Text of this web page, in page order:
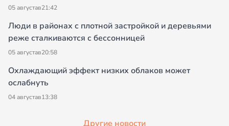
05 августав21:42
Люди в районах с плотной застройкой и деревьями
реже сталкиваются с бессонницей
05 августав20:58
Охлаждающий эффект низких облаков может
ослабнуть
04 августав13:38
Другие новости